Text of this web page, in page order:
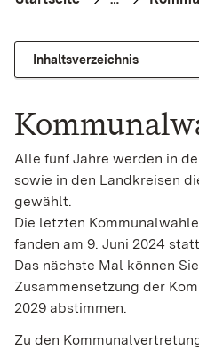
Inhaltsverzeichnis
Alle fünf Jahre werden in
sowie in den Landkreisen
gewählt.
Die letzten
fanden am 9. Juni 2024
Das nächste Mal können
Zusammensetzung der
2029 abstimmen.
Zu den